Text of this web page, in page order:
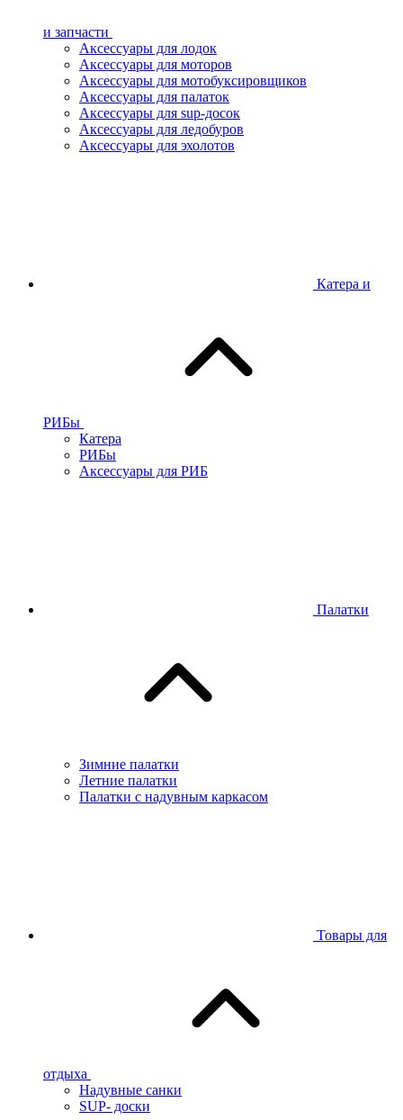
и запчасти
Аксессуары для лодок
Аксессуары для моторов
Аксессуары для мотобуксировщиков
Аксессуары для палаток
Аксессуары для sup-досок
Аксессуары для ледобуров
Аксессуары для эхолотов
Катера и
РИБы
Катера
РИБы
Аксессуары для РИБ
Палатки
Зимние палатки
Летние палатки
Палатки с надувным каркасом
Товары для
отдыха
Надувные санки
SUP- доски